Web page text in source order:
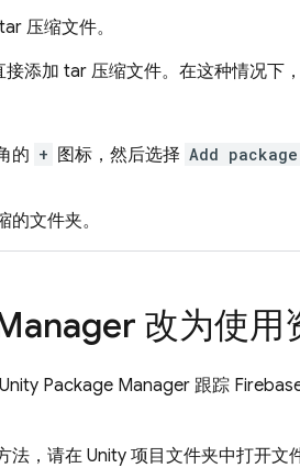
压缩文件。
添加 tar 压缩文件。在这种情况下
的 + 图标，然后选择 Add
文件夹。
改为使用
Package Manager 跟踪
法，请在 Unity 项目文件夹中打开文